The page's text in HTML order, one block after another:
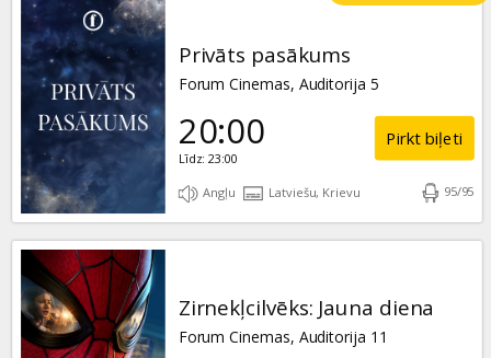
Privāts pasākums
Forum Cinemas, Auditorija 5
20:00
Līdz: 23:00
Pirkt biļeti
Angļu Latviešu, Krievu 95/95
Zirnekļcilvēks: Jauna diena
Forum Cinemas, Auditorija 11